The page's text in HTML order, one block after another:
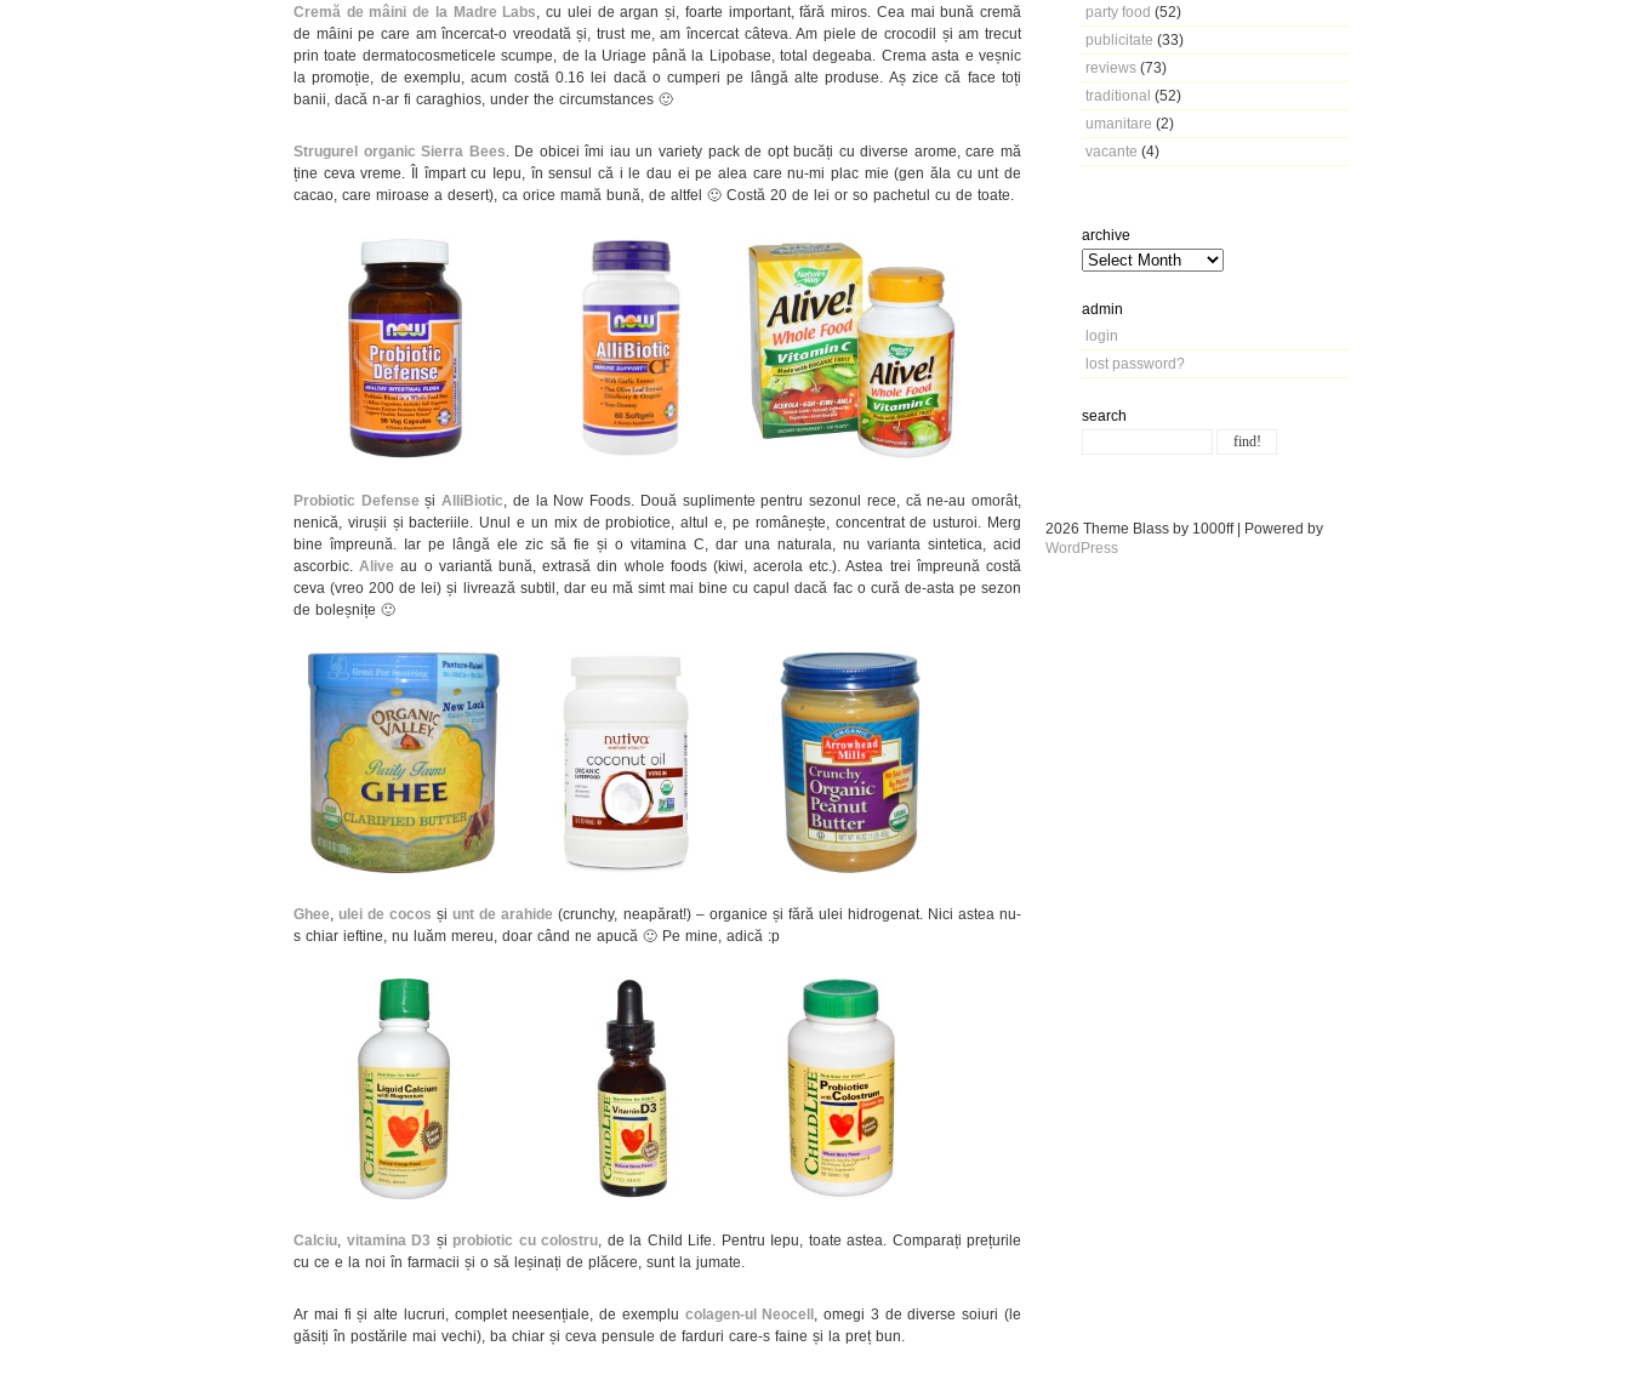
party food (52)
publicitate (33)
reviews (73)
traditional (52)
umanitare (2)
vacante (4)
archive
admin
login
lost password?
search
Cremă de mâini de la Madre Labs
, cu ulei de argan și, foarte important, fără miros. Cea mai bună cremă
de mâini pe care am încercat-o vreodată și, trust me, am încercat câteva. Am piele de crocodil și am trecut
prin toate dermatocosmeticele scumpe, de la Uriage până la Lipobase, total degeaba. Crema asta e veșnic
la promoție, de exemplu, acum costă 0.16 lei dacă o cumperi pe lângă alte produse. Aș zice că face toți
banii, dacă n-ar fi caraghios, under the circumstances 🙂
Strugurel organic Sierra Bees . De obicei îmi iau un variety pack de opt bucăți cu diverse arome, care mă
ține ceva vreme. Îl împart cu Iepu, în sensul că i le dau ei pe alea care nu-mi plac mie (gen ăla cu unt de
cacao, care miroase a desert), ca orice mamă bună, de altfel 🙂 Costă 20 de lei or so pachetul cu de toate.
Probiotic Defense și AlliBiotic , de la Now Foods. Două suplimente pentru sezonul rece, că ne-au omorât,
nenică, virușii și bacteriile. Unul e un mix de probiotice, altul e, pe românește, concentrat de usturoi. Merg
bine împreună. Iar pe lângă ele zic să fie și o vitamina C, dar una naturala, nu varianta sintetica, acid
ascorbic. Alive au o variantă bună, extrasă din whole foods (kiwi, acerola etc.). Astea trei împreună costă
ceva (vreo 200 de lei) și livrează subtil, dar eu mă simt mai bine cu capul dacă fac o cură de-asta pe sezon
de boleșnițe 🙂
Ghee ,ulei de cocos șiunt de arahide (crunchy, neapărat!) – organice și fără ulei hidrogenat. Nici astea nu-
s chiar ieftine, nu luăm mereu, doar când ne apucă 🙂 Pe mine, adică :p
Calciu vitamina D3 și probiotic cu colostru , de la Child Life. Pentru Iepu, toate astea. Comparați prețurile
cu ce e la noi în farmacii și o să leșinați de plăcere, sunt la jumate.
Ar mai fi și alte lucruri, complet neesențiale, de exemplu colagen-ul Neocell , omegi 3 de diverse soiuri (le
găsiți în postările mai vechi), ba chiar și ceva pensule de farduri care-s faine și la preț bun.
2026 Theme Blass by 1000ff | Powered by
WordPress